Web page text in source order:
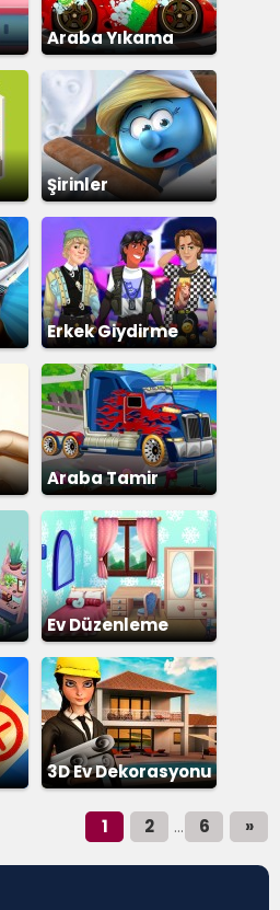
Araba Yıkama
Şirinler
Erkek Giydirme
Araba Tamir
Ev Düzenleme
3D Ev Dekorasyonu
1 2 ... 6 »